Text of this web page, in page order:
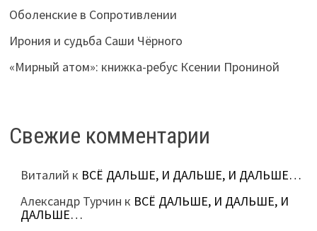
Оболенские в Сопротивлении
Ирония и судьба Саши Чёрного
«Мирный атом»: книжка-ребус Ксении Прониной
Свежие комментарии
Виталий к ВСЁ ДАЛЬШЕ, И ДАЛЬШЕ, И ДАЛЬШЕ…
Александр Турчин к ВСЁ ДАЛЬШЕ, И ДАЛЬШЕ, И
ДАЛЬШЕ…